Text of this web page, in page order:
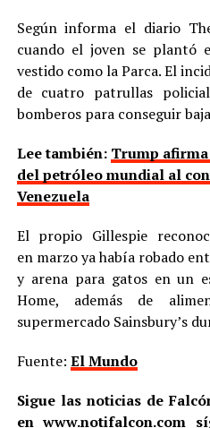
Según informa el diario
cuando el joven se plantó
vestido como la Parca. El
de cuatro patrullas
bomberos para conseguir
Lee también: Trump afirma
del petróleo mundial al
Venezuela
El propio Gillespie
en marzo ya había robado
y arena para gatos en un
Home, además de
supermercado Sainsbury’s
Fuente: El Mundo
Sigue las noticias de
enwww.notifalcon.com